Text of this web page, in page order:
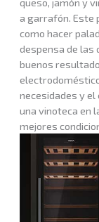
a garrafón. Este
como hacer
despensa de las
buenos
necesidades y
una vinoteca en
mejores